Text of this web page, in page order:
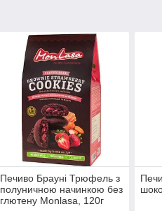
Печиво Брауні Трюфель з
полуничною начинкою без
глютену Monlasa, 120г